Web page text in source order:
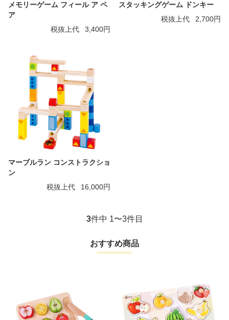
メモリーゲーム フィール ア ペ
ア
税抜上代
3,400円
スタッキングゲーム ドンキー
税抜上代
2,700円
マーブルラン コンストラクショ
ン
税抜上代
16,000円
3件中 1〜3件目
おすすめ商品